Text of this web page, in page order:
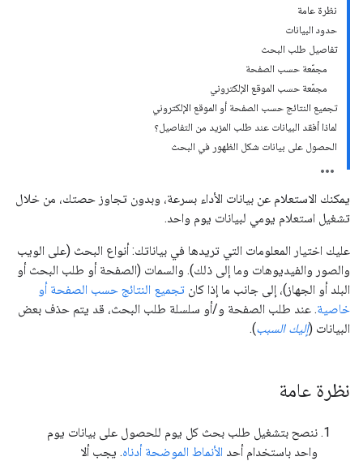
نظرة عامة
حدود البيانات
تفاصيل طلب البحث
مجمّعة حسب الصفحة
مجمّعة حسب الموقع الإلكتروني
تجميع النتائج حسب الصفحة أو الموقع الإلكتروني
لماذا أفقد البيانات عند طلب المزيد من التفاصيل؟
الحصول على بيانات شكل الظهور في البحث
يمكنك الاستعلام عن بيانات الأداء بسرعة، وبدون تجاوز حصتك، من خلال
تشغيل استعلام يومي لبيانات يوم واحد.
عليك اختيار المعلومات التي تريدها في بياناتك: أنواع البحث (على الويب
والصور والفيديوهات وما إلى ذلك). والسمات (الصفحة أو طلب البحث أو
البلد أو الجهاز)، إلى جانب ما إذا كان تجميع النتائج حسب الصفحة أو
خاصية. عند طلب الصفحة و/أو سلسلة طلب البحث، قد يتم حذف بعض
البيانات (إليك السبب).
نظرة عامة
ننصح بتشغيل طلب بحث كل يوم للحصول على بيانات يوم
واحد باستخدام أحد الأنماط الموضحة أدناه. يجب ألا